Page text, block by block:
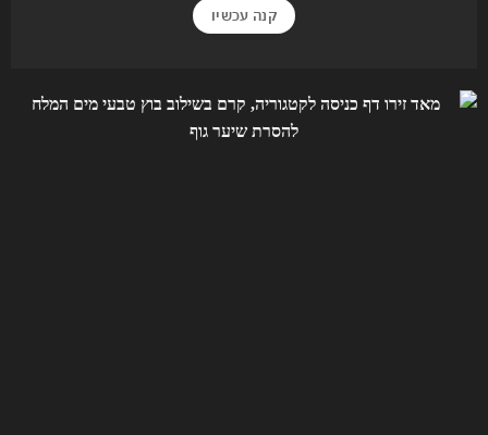
קנה עכשיו